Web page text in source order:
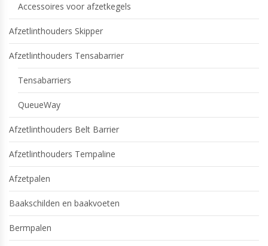
Accessoires voor afzetkegels
Afzetlinthouders Skipper
Afzetlinthouders Tensabarrier
Tensabarriers
QueueWay
Afzetlinthouders Belt Barrier
Afzetlinthouders Tempaline
Afzetpalen
Baakschilden en baakvoeten
Bermpalen